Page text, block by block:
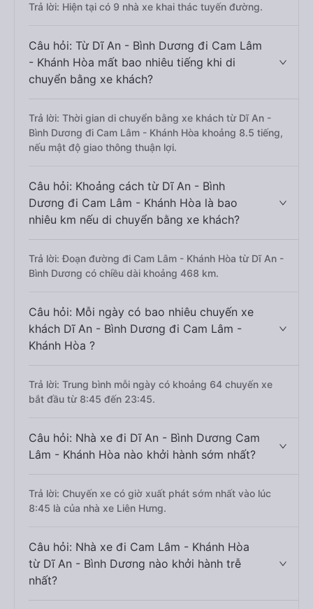
Trả lời: Hiện tại có 9 nhà xe khai thác tuyến đường.
Câu hỏi: Từ Dĩ An - Bình Dương đi Cam Lâm
- Khánh Hòa mất bao nhiêu tiếng khi di
chuyển bằng xe khách?
Trả lời: Thời gian di chuyển bằng xe khách từ Dĩ An -
Bình Dương đi Cam Lâm - Khánh Hòa khoảng 8.5 tiếng,
nếu mật độ giao thông thuận lợi.
Câu hỏi: Khoảng cách từ Dĩ An - Bình
Dương đi Cam Lâm - Khánh Hòa là bao
nhiêu km nếu di chuyển bằng xe khách?
Trả lời: Đoạn đường đi Cam Lâm - Khánh Hòa từ Dĩ An -
Bình Dương có chiều dài khoảng 468 km.
Câu hỏi: Mỗi ngày có bao nhiêu chuyến xe
khách Dĩ An - Bình Dương đi Cam Lâm -
Khánh Hòa ?
Trả lời: Trung bình mỗi ngày có khoảng 64 chuyến xe
bắt đầu từ 8:45 đến 23:45.
Câu hỏi: Nhà xe đi Dĩ An - Bình Dương Cam
Lâm - Khánh Hòa nào khởi hành sớm nhất?
Trả lời: Chuyến xe có giờ xuất phát sớm nhất vào lúc
8:45 là của nhà xe Liên Hưng.
Câu hỏi: Nhà xe đi Cam Lâm - Khánh Hòa
từ Dĩ An - Bình Dương nào khởi hành trễ
nhất?